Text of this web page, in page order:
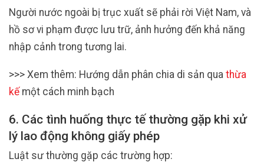
Người nước ngoài bị trục xuất sẽ phải rời Việt Nam, và
hồ sơ vi phạm được lưu trữ, ảnh hưởng đến khả năng
nhập cảnh trong tương lai.
>>> Xem thêm: Hướng dẫn phân chia di sản qua thừa
kế một cách minh bạch
6. Các tình huống thực tế thường gặp khi xử
lý lao động không giấy phép
Luật sư thường gặp các trường hợp: